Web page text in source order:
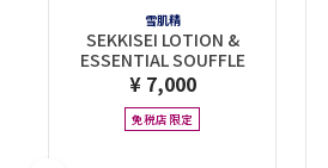
雪肌精
SEKKISEI LOTION &
ESSENTIAL SOUFFLE
¥ 7,000
免税店限定